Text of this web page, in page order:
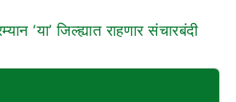
‘या’ जिल्ह्यात राहणार संचारबंदी